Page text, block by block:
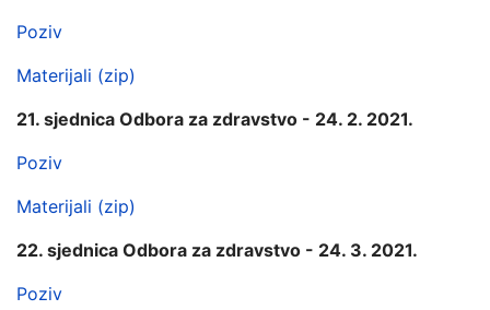
Poziv
Materijali (zip)
21. sjednica Odbora za zdravstvo - 24. 2. 2021.
Poziv
Materijali (zip)
22. sjednica Odbora za zdravstvo - 24. 3. 2021.
Poziv